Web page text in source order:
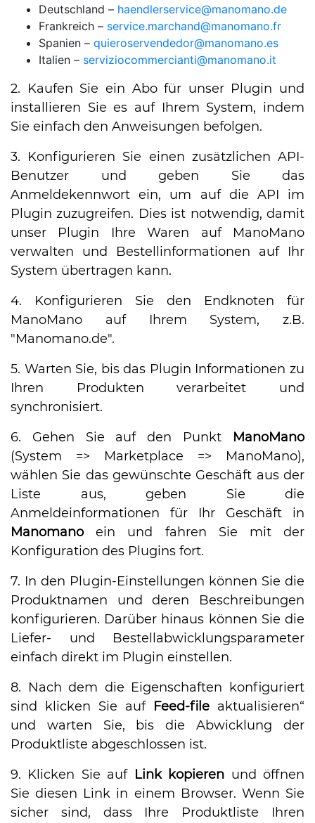
Deutschland – haendlerservice@manomano.de
Frankreich – service.marchand@manomano.fr
Spanien – quieroservendedor@manomano.es
Italien – serviziocommercianti@manomano.it
2. Kaufen Sie ein Abo für unser Plugin und
installieren Sie es auf Ihrem System, indem
Sie einfach den Anweisungen befolgen.
3. Konfigurieren Sie einen zusätzlichen API-
Benutzer und geben Sie das
Anmeldekennwort ein, um auf die API im
Plugin zuzugreifen. Dies ist notwendig, damit
unser Plugin Ihre Waren auf ManoMano
verwalten und Bestellinformationen auf Ihr
System übertragen kann.
4. Konfigurieren Sie den Endknoten für
ManoMano auf Ihrem System, z.B.
"Manomano.de".
5. Warten Sie, bis das Plugin Informationen zu
Ihren Produkten verarbeitet und
synchronisiert.
6. Gehen Sie auf den Punkt ManoMano
(System => Marketplace => ManoMano),
wählen Sie das gewünschte Geschäft aus der
Liste aus, geben Sie die
Anmeldeinformationen für Ihr Geschäft in
Manomanoein und fahren Sie mit der
Konfiguration des Plugins fort.
7. In den Plugin-Einstellungen können Sie die
Produktnamen und deren Beschreibungen
konfigurieren. Darüber hinaus können Sie die
Liefer- und Bestellabwicklungsparameter
einfach direkt im Plugin einstellen.
8. Nach dem die Eigenschaften konfiguriert
sind klicken Sie auf Feed-file aktualisieren“
und warten Sie, bis die Abwicklung der
Produktliste abgeschlossen ist.
9. Klicken Sie auf Link kopieren und öffnen
Sie diesen Link in einem Browser. Wenn Sie
sicher sind, dass Ihre Produktliste Ihren